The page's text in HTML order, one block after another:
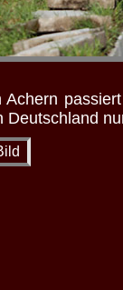
Achern
Deutschland